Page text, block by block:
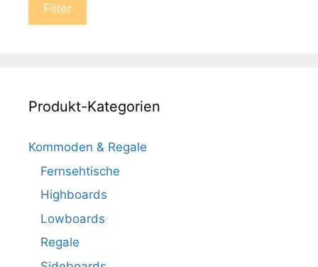
Filter
Produkt-Kategorien
Kommoden & Regale
Fernsehtische
Highboards
Lowboards
Regale